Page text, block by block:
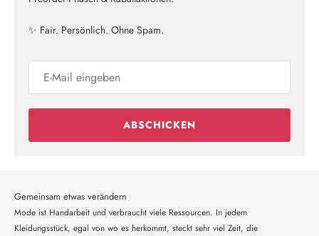
✨ Fair. Persönlich. Ohne Spam.
ABSCHICKEN
Gemeinsam etwas verändern
Mode ist Handarbeit und verbraucht viele Ressourcen. In jedem
Kleidungsstück, egal von wo es herkommt, steckt sehr viel Zeit, die